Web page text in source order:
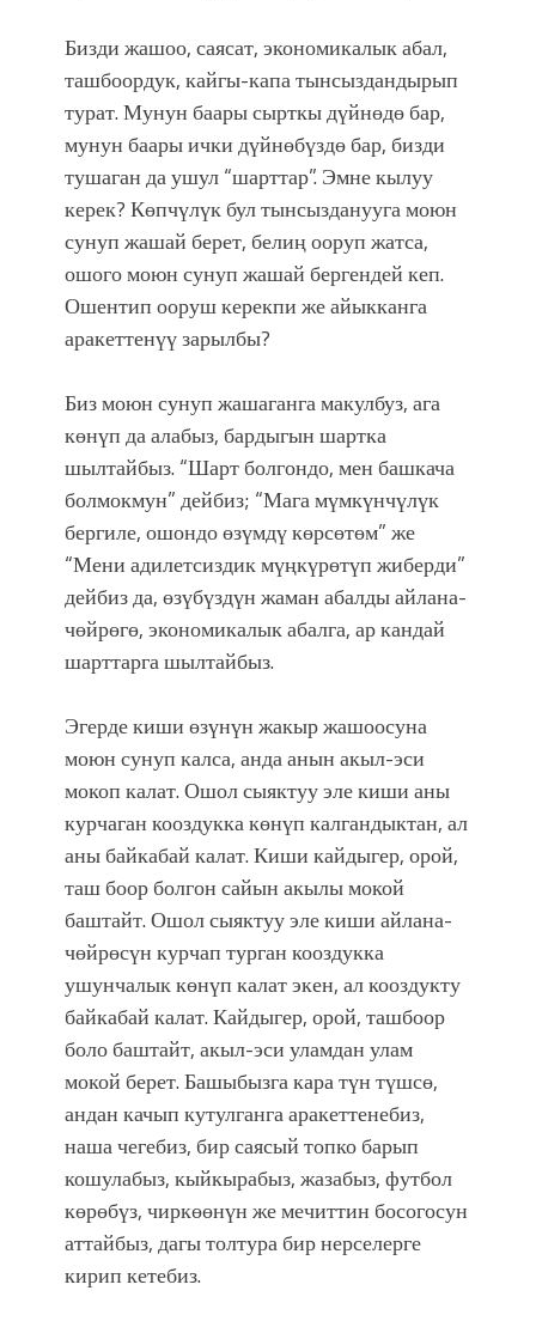
Бизди жашоо, саясат, экономикалык абал,
ташбоордук, кайгы-капа тынсыздандырып
турат. Мунун баары сырткы дүйнөдө бар,
мунун баары ички дүйнөбүздө бар, бизди
тушаган да ушул “шарттар”. Эмне кылуу
керек? Көпчүлүк бул тынсызданууга моюн
сунуп жашай берет, белиң ооруп жатса,
ошого моюн сунуп жашай бергендей кеп.
Ошентип ооруш керекпи же айыкканга
аракеттенүү зарылбы?
Биз моюн сунуп жашаганга макулбуз, ага
көнүп да алабыз, бардыгын шартка
шылтайбыз. “Шарт болгондо, мен башкача
болмокмун” дейбиз; “Мага мүмкүнчүлүк
бергиле, ошондо өзүмдү көрсөтөм” же
“Мени адилетсиздик мүңкүрөтүп жиберди”
дейбиз да, өзүбүздүн жаман абалды айлана-
чөйрөгө, экономикалык абалга, ар кандай
шарттарга шылтайбыз.
Эгерде киши өзүнүн жакыр жашоосуна
моюн сунуп калса, анда анын акыл-эси
мокоп калат. Ошол сыяктуу эле киши аны
курчаган кооздукка көнүп калгандыктан, ал
аны байкабай калат. Киши кайдыгер, орой,
таш боор болгон сайын акылы мокой
баштайт. Ошол сыяктуу эле киши айлана-
чөйрөсүн курчап турган кооздукка
ушунчалык көнүп калат экен, ал кооздукту
байкабай калат. Кайдыгер, орой, ташбоор
боло баштайт, акыл-эси уламдан улам
мокой берет. Башыбызга кара түн түшсө,
андан качып кутулганга аракеттенебиз,
наша чегебиз, бир саясый топко барып
кошулабыз, кыйкырабыз, жазабыз, футбол
көрөбүз, чиркөөнүн же мечиттин босогосун
аттайбыз, дагы толтура бир нерселерге
кирип кетебиз.